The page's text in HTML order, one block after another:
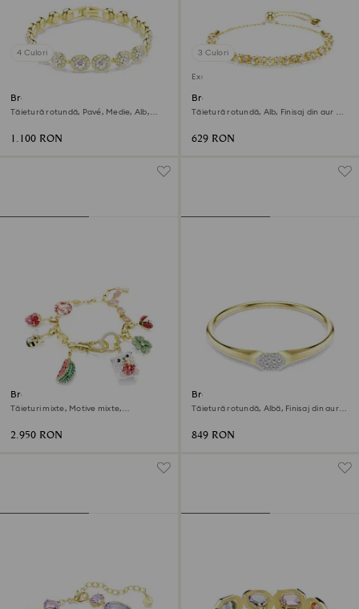
4 Culori
Brățară Una Angelic
Tăietură rotundă, Pavé, Medie, Alb,
1.100 RON
3 Culori
Exclusiv online
Brățară Dextera
Tăietură rotundă, Alb, Finisaj din aur de
629 RON
Brățară Idyllia
Tăieturi mixte, Motive mixte,
2.950 RON
Brățară fixă Dextera
Tăietură rotundă, Albă, Finisaj din aur
849 RON